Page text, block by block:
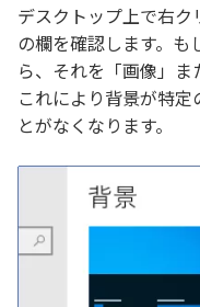
デスクトップ上で右ク
の欄を確認します。
ら、それを「画像」ま
これにより背景が特定
とがなくなります。